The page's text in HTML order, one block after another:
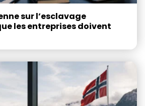
sur l’esclavage
les entreprises doivent